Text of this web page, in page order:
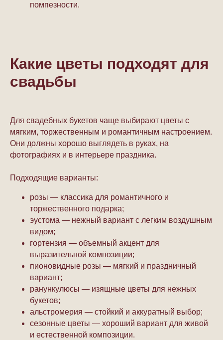
помпезности.
Какие цветы подходят для
свадьбы
Для свадебных букетов чаще выбирают цветы с
мягким, торжественным и романтичным настроением.
Они должны хорошо выглядеть в руках, на
фотографиях и в интерьере праздника.
Подходящие варианты:
розы — классика для романтичного и
торжественного подарка;
эустома — нежный вариант с легким воздушным
видом;
гортензия — объемный акцент для
выразительной композиции;
пионовидные розы — мягкий и праздничный
вариант;
ранункулюсы — изящные цветы для нежных
букетов;
альстромерия — стойкий и аккуратный выбор;
сезонные цветы — хороший вариант для живой
и естественной композиции.